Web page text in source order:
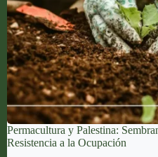
Permacultura y Palestina:
Resistencia a la Ocupación